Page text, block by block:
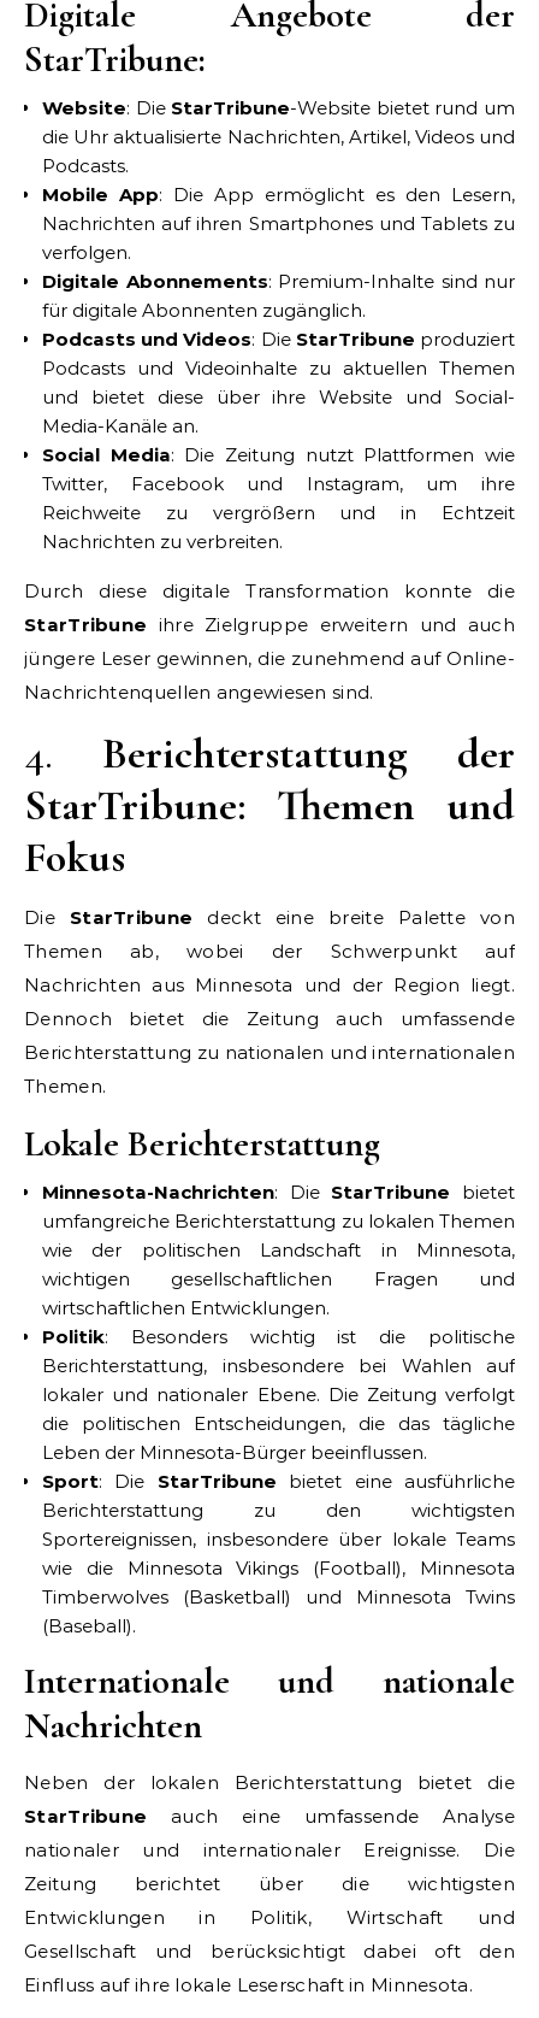
Digitale Angebote der
StarTribune:
Website: Die StarTribune-Website bietet rund um
die Uhr aktualisierte Nachrichten, Artikel, Videos und
Podcasts.
Mobile App: Die App ermöglicht es den Lesern,
Nachrichten auf ihren Smartphones und Tablets zu
verfolgen.
Digitale Abonnements: Premium-Inhalte sind nur
für digitale Abonnenten zugänglich.
Podcasts und Videos: Die StarTribune produziert
Podcasts und Videoinhalte zu aktuellen Themen
und bietet diese über ihre Website und Social-
Media-Kanäle an.
Social Media: Die Zeitung nutzt Plattformen wie
Twitter, Facebook und Instagram, um ihre
Reichweite zu vergrößern und in Echtzeit
Nachrichten zu verbreiten.
Durch diese digitale Transformation konnte die
StarTribune ihre Zielgruppe erweitern und auch
jüngere Leser gewinnen, die zunehmend auf Online-
Nachrichtenquellen angewiesen sind.
4. Berichterstattung der
StarTribune: Themen und
Fokus
Die StarTribune deckt eine breite Palette von
Themen ab, wobei der Schwerpunkt auf
Nachrichten aus Minnesota und der Region liegt.
Dennoch bietet die Zeitung auch umfassende
Berichterstattung zu nationalen und internationalen
Themen.
Lokale Berichterstattung
Minnesota-Nachrichten: Die StarTribune bietet
umfangreiche Berichterstattung zu lokalen Themen
wie der politischen Landschaft in Minnesota,
wichtigen gesellschaftlichen Fragen und
wirtschaftlichen Entwicklungen.
Politik: Besonders wichtig ist die politische
Berichterstattung, insbesondere bei Wahlen auf
lokaler und nationaler Ebene. Die Zeitung verfolgt
die politischen Entscheidungen, die das tägliche
Leben der Minnesota-Bürger beeinflussen.
Sport: Die StarTribune bietet eine ausführliche
Berichterstattung zu den wichtigsten
Sportereignissen, insbesondere über lokale Teams
wie die Minnesota Vikings (Football), Minnesota
Timberwolves (Basketball) und Minnesota Twins
(Baseball).
Internationale und nationale
Nachrichten
Neben der lokalen Berichterstattung bietet die
StarTribune auch eine umfassende Analyse
nationaler und internationaler Ereignisse. Die
Zeitung berichtet über die wichtigsten
Entwicklungen in Politik, Wirtschaft und
Gesellschaft und berücksichtigt dabei oft den
Einfluss auf ihre lokale Leserschaft in Minnesota.